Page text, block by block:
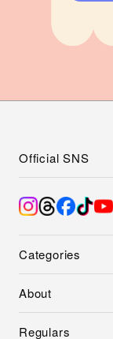
Categories
About
Regulars
Official SNS